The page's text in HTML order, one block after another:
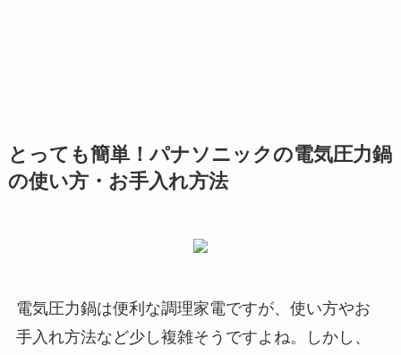
とっても簡単！パナソニックの電気圧力鍋
の使い方・お手入れ方法
電気圧力鍋は便利な調理家電ですが、使い方やお
手入れ方法など少し複雑そうですよね。しかし、